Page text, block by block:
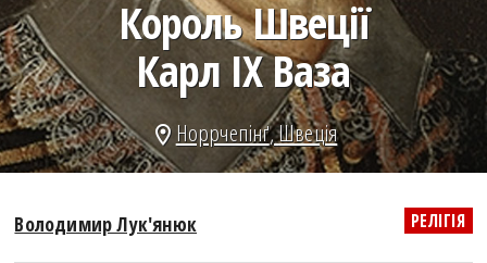
search
СЬОГОДНІ
ПРАВИЛА ЖИТТЯ
ПОДКАСТИ
Король Швеції
Карл IX Ваза
location_on Норрчепінґ,Швеція
РЕЛІГІЯ
Володимир Лук'янюк